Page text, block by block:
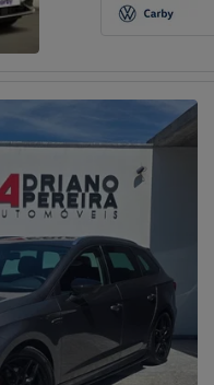
Possibilidade de